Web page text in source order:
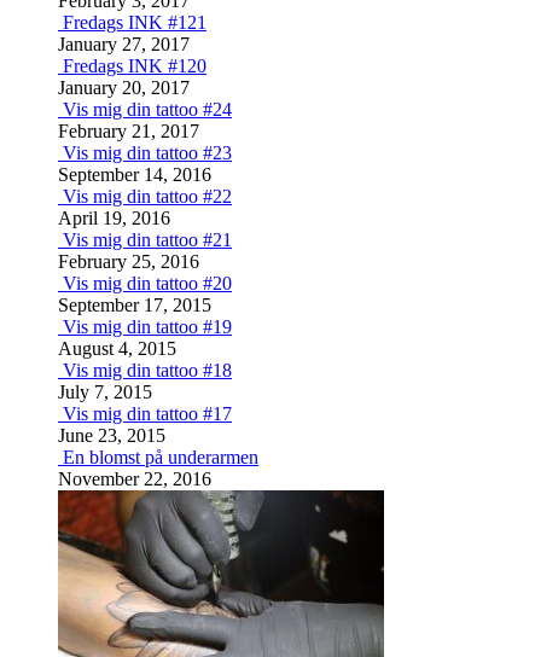
Fredags INK #121
January 27, 2017
Fredags INK #120
January 20, 2017
Vis mig din tattoo #24
February 21, 2017
Vis mig din tattoo #23
September 14, 2016
Vis mig din tattoo #22
April 19, 2016
Vis mig din tattoo #21
February 25, 2016
Vis mig din tattoo #20
September 17, 2015
Vis mig din tattoo #19
August 4, 2015
Vis mig din tattoo #18
July 7, 2015
Vis mig din tattoo #17
June 23, 2015
En blomst på underarmen
November 22, 2016